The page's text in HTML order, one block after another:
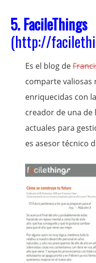
5. FacileThings
(http://
Es el blog de
comparte valiosas
enriquecidas con
creador de una
actuales para
es asesor técnico